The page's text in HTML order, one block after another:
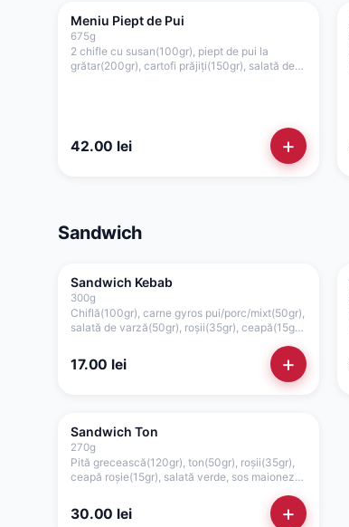
Meniu Piept de Pui
675g
2 chifle cu susan(100gr), piept de pui la
grătar(200gr), cartofi prăjiți(150gr), salată de
42.00 lei +
Sandwich
Sandwich Kebab
300g
Chiflă(100gr), carne gyros pui/porc/mixt(50gr),
salată de varză(50gr), roșii(35gr), ceapă(15gr),
17.00 lei +
Sandwich Ton
270g
Pită grecească(120gr), ton(50gr), roșii(35gr),
ceapă roșie(15gr), salată verde, sos maioneză
30.00 lei +